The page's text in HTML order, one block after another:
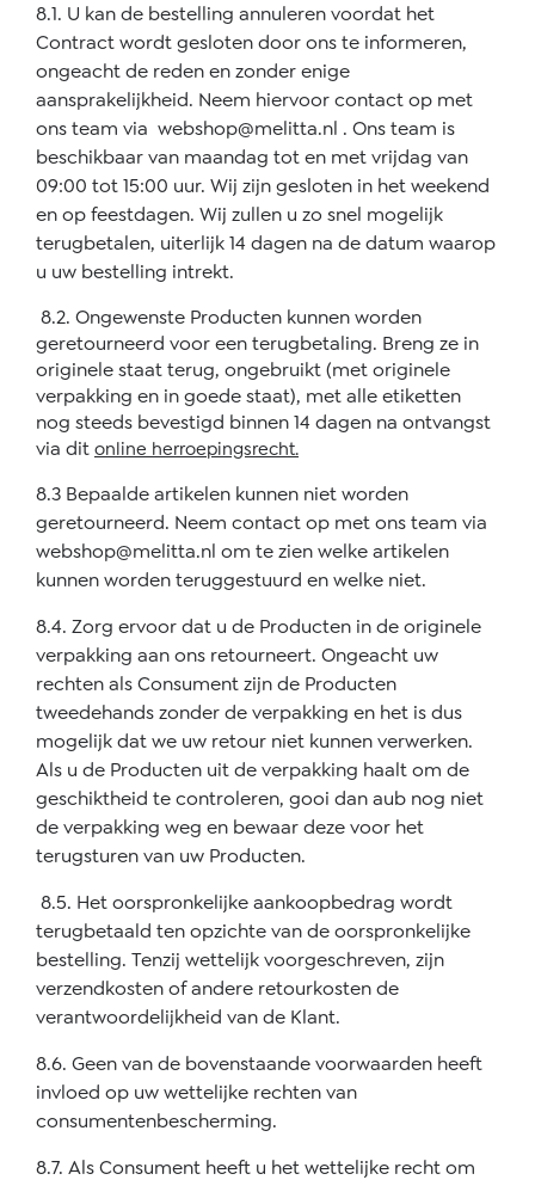
8.1. U kan de bestelling annuleren voordat het
Contract wordt gesloten door ons te informeren,
ongeacht de reden en zonder enige
aansprakelijkheid. Neem hiervoor contact op met
ons team via webshop@melitta.nl . Ons team is
beschikbaar van maandag tot en met vrijdag van
09:00 tot 15:00 uur. Wij zijn gesloten in het weekend
en op feestdagen. Wij zullen u zo snel mogelijk
terugbetalen, uiterlijk 14 dagen na de datum waarop
u uw bestelling intrekt.
8.2. Ongewenste Producten kunnen worden
geretourneerd voor een terugbetaling. Breng ze in
originele staat terug, ongebruikt (met originele
verpakking en in goede staat), met alle etiketten
nog steeds bevestigd binnen 14 dagen na ontvangst
via dit online herroepingsrecht.
8.3 Bepaalde artikelen kunnen niet worden
geretourneerd. Neem contact op met ons team via
webshop@melitta.nl om te zien welke artikelen
kunnen worden teruggestuurd en welke niet.
8.4. Zorg ervoor dat u de Producten in de originele
verpakking aan ons retourneert. Ongeacht uw
rechten als Consument zijn de Producten
tweedehands zonder de verpakking en het is dus
mogelijk dat we uw retour niet kunnen verwerken.
Als u de Producten uit de verpakking haalt om de
geschiktheid te controleren, gooi dan aub nog niet
de verpakking weg en bewaar deze voor het
terugsturen van uw Producten.
8.5. Het oorspronkelijke aankoopbedrag wordt
terugbetaald ten opzichte van de oorspronkelijke
bestelling. Tenzij wettelijk voorgeschreven, zijn
verzendkosten of andere retourkosten de
verantwoordelijkheid van de Klant.
8.6. Geen van de bovenstaande voorwaarden heeft
invloed op uw wettelijke rechten van
consumentenbescherming.
8.7. Als Consument heeft u het wettelijke recht om